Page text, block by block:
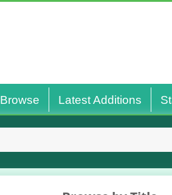
Browse Latest Additions